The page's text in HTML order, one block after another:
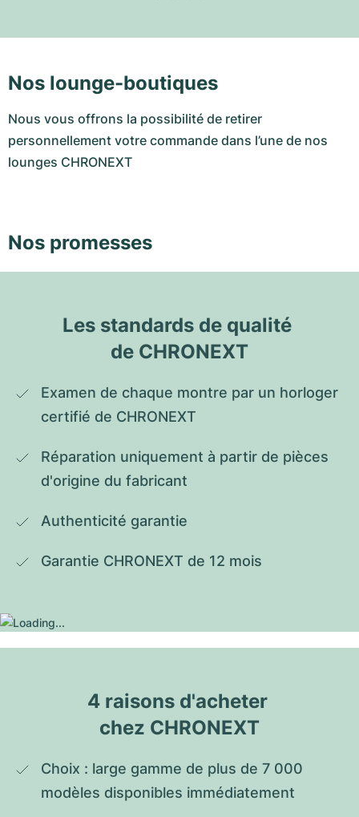
Nos lounge-boutiques
Nous vous offrons la possibilité de retirer
personnellement votre commande dans l’une de nos
lounges CHRONEXT
Nos promesses
Les standards de qualité
de CHRONEXT
Examen de chaque montre par un horloger
certifié de CHRONEXT
Réparation uniquement à partir de pièces
d'origine du fabricant
Authenticité garantie
Garantie CHRONEXT de 12 mois
4 raisons d'acheter
chez CHRONEXT
Choix : large gamme de plus de 7 000
modèles disponibles immédiatement